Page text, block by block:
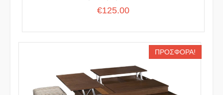
€125.00
ΠΡΟΣΦΟΡΆ!